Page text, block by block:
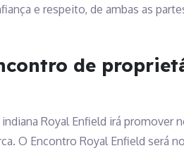
e respeito, de ambas as
de
indiana Royal Enfield irá
O Encontro Royal Enfield será